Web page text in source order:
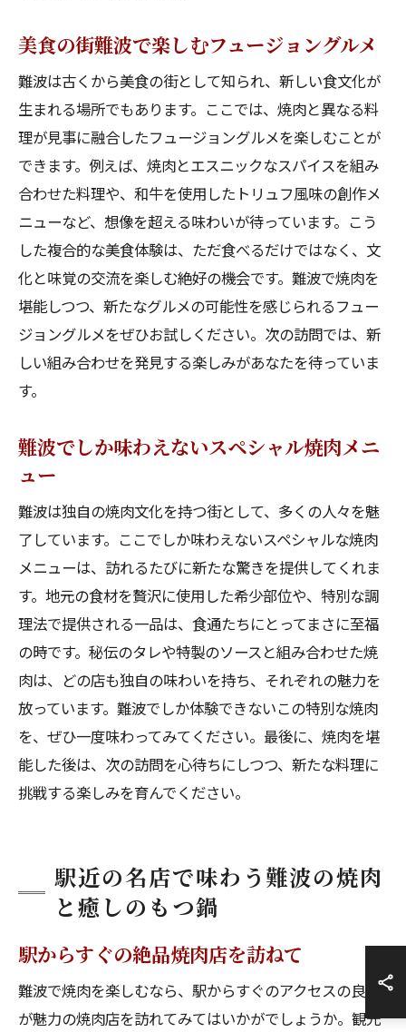
美食の街難波で楽しむフュージョングルメ
難波は古くから美食の街として知られ、新しい食文化が
生まれる場所でもあります。ここでは、焼肉と異なる料
理が見事に融合したフュージョングルメを楽しむことが
できます。例えば、焼肉とエスニックなスパイスを組み
合わせた料理や、和牛を使用したトリュフ風味の創作メ
ニューなど、想像を超える味わいが待っています。こう
した複合的な美食体験は、ただ食べるだけではなく、文
化と味覚の交流を楽しむ絶好の機会です。難波で焼肉を
堪能しつつ、新たなグルメの可能性を感じられるフュー
ジョングルメをぜひお試しください。次の訪問では、新
しい組み合わせを発見する楽しみがあなたを待っていま
す。
難波でしか味わえないスペシャル焼肉メニ
ュー
難波は独自の焼肉文化を持つ街として、多くの人々を魅
了しています。ここでしか味わえないスペシャルな焼肉
メニューは、訪れるたびに新たな驚きを提供してくれま
す。地元の食材を贅沢に使用した希少部位や、特別な調
理法で提供される一品は、食通たちにとってまさに至福
の時です。秘伝のタレや特製のソースと組み合わせた焼
肉は、どの店も独自の味わいを持ち、それぞれの魅力を
放っています。難波でしか体験できないこの特別な焼肉
を、ぜひ一度味わってみてください。最後に、焼肉を堪
能した後は、次の訪問を心待ちにしつつ、新たな料理に
挑戦する楽しみを育んでください。
駅近の名店で味わう難波の焼肉
と癒しのもつ鍋
駅からすぐの絶品焼肉店を訪ねて
難波で焼肉を楽しむなら、駅からすぐのアクセスの良さ
が魅力の焼肉店を訪れてみてはいかがでしょうか。観光